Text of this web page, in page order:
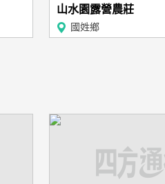
山水園露營農莊
國姓鄉